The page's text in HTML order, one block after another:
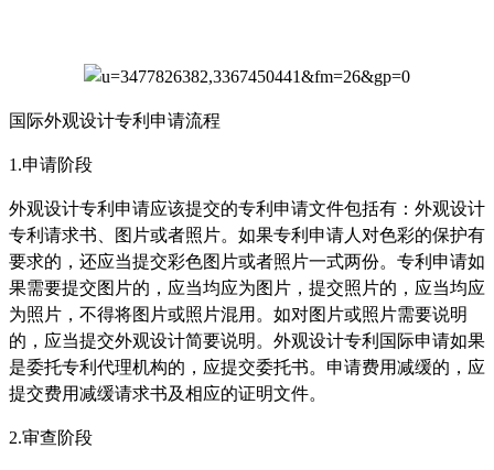
国际外观设计专利申请流程
1.申请阶段
外观设计专利申请应该提交的专利申请文件包括有：外观设计
专利请求书、图片或者照片。如果专利申请人对色彩的保护有
要求的，还应当提交彩色图片或者照片一式两份。专利申请如
果需要提交图片的，应当均应为图片，提交照片的，应当均应
为照片，不得将图片或照片混用。如对图片或照片需要说明
的，应当提交外观设计简要说明。外观设计专利国际申请如果
是委托专利代理机构的，应提交委托书。申请费用减缓的，应
提交费用减缓请求书及相应的证明文件。
2.审查阶段